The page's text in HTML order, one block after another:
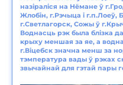
назіраліся на Нёмане ў
Жлобін, г.Рэчыца і г.п.Лоеў,
г.Светлагорск, Сожы ў
Воднасць рэк была блізка
крыху меншая за яе, а
г.Віцебск значна менш за
тэмпература вады ў рэках
звычайнай для гэтай пары